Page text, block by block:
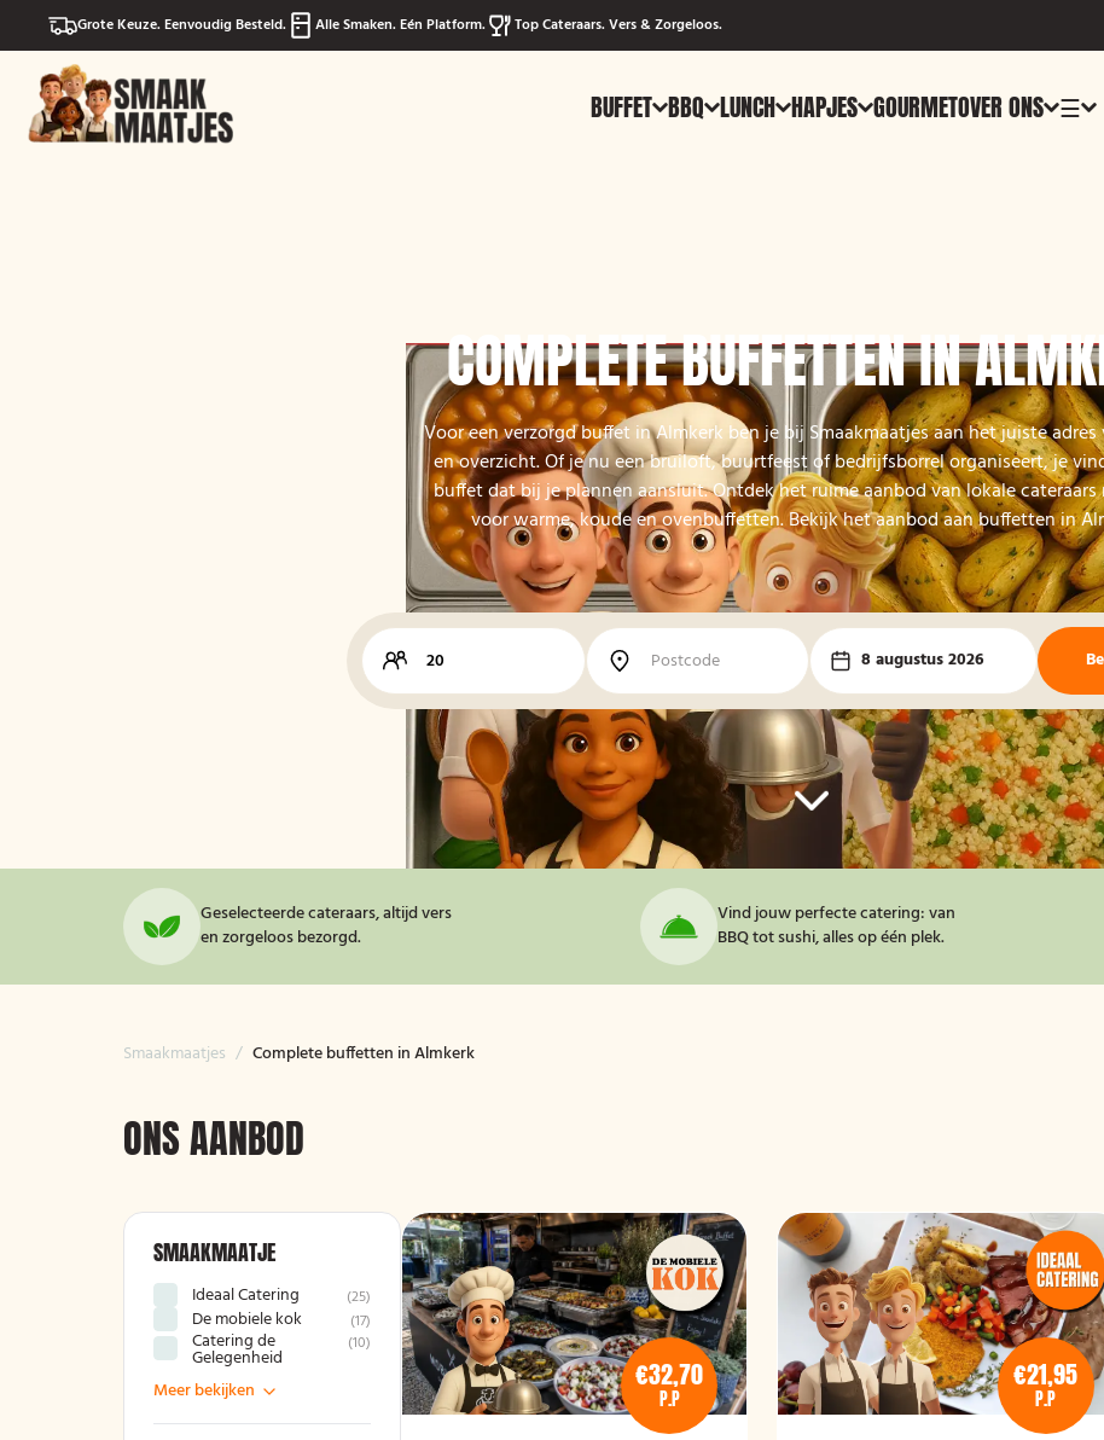
Grote Keuze. Eenvoudig Besteld. Alle Smaken. Eén Platform. Top Cateraars. Vers & Zorgeloos.
BUFFET BBQ LUNCH HAPJES GOURMETOVER ONS ☰
COMPLETE BUFFETTEN IN
Voor een verzorgd buffet in Almkerk ben je bij Smaakmaatjes aan het juiste
en overzicht. Of je nu een bruiloft, buurtfeest of bedrijfsborrel organiseert, je
buffet dat bij je plannen aansluit. Ontdek het ruime aanbod van lokale
voor warme, koude en ovenbuffetten. Bekijk het aanbod aan buffetten in
8 augustus 2026
Geselecteerde cateraars, altijd vers
en zorgeloos bezorgd.
Vind jouw perfecte catering: van
BBQ tot sushi, alles op één plek.
Smaakmaatjes / Complete buffetten in Almkerk
ONS AANBOD
SMAAKMAATJE
Ideaal Catering (25)
De mobiele kok (17)
Catering de
Gelegenheid
(10)
Meer bekijken €32,70
P.P
€21,95
P.P